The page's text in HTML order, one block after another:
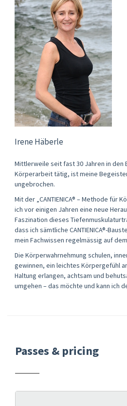
Irene Häberle
Mittlerweile seit fast 30 Jahren in den
Körperarbeit tätig, ist meine
ungebrochen.
Mit der „CANTIENICA® – Methode für
ich vor einigen Jahren eine neue
Faszination dieses
dass ich sämtliche CANTIENICA®-
mein Fachwissen regelmässig auf
Die Körperwahrnehmung schulen,
gewinnen, ein leichtes Körpergefühl
Haltung erlangen, achtsam und
umgehen – das möchte und kann ich
Passes & pricing